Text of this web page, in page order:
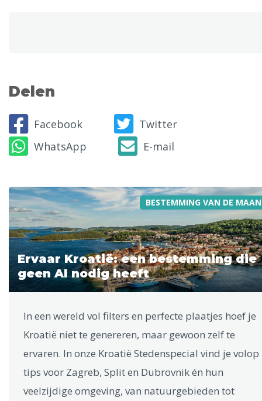
Delen
Facebook
Twitter
WhatsApp
E-mail
BESTEMMING VAN DE
Ervaar Kroatië: een bestemming die
geen AI nodig heeft
In een wereld vol filters en perfecte plaatjes hoef je
Kroatië niet te genereren, maar gewoon zelf te
ervaren. In onze Kroatië Stedenspecial vind je volop
tips voor Zagreb, Split en Dubrovnik én hun
veelzijdige omgeving, van natuurgebieden tot